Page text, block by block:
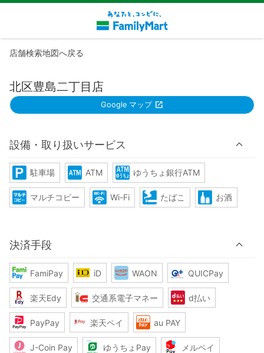
店舗検索地図へ戻る
北区豊島二丁目店
Google マップ
設備・取り扱いサービス
駐車場 ATM ゆうちょ銀行ATM
マルチコピー Wi-Fi たばこ お酒
決済手段
FamiPay iD WAON QUICPay
楽天Edy 交通系電子マネー d払い
PayPay 楽天ペイ au PAY
J-Coin Pay ゆうちょPay メルペイ